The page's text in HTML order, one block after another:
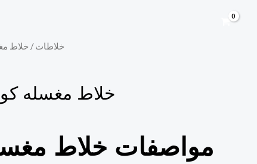
خلاطات/ خلاط
خلاط مغسله
مواصفات خلاط